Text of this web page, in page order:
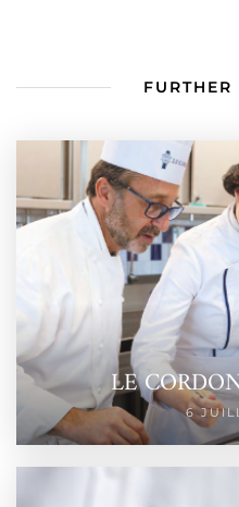
LE
6